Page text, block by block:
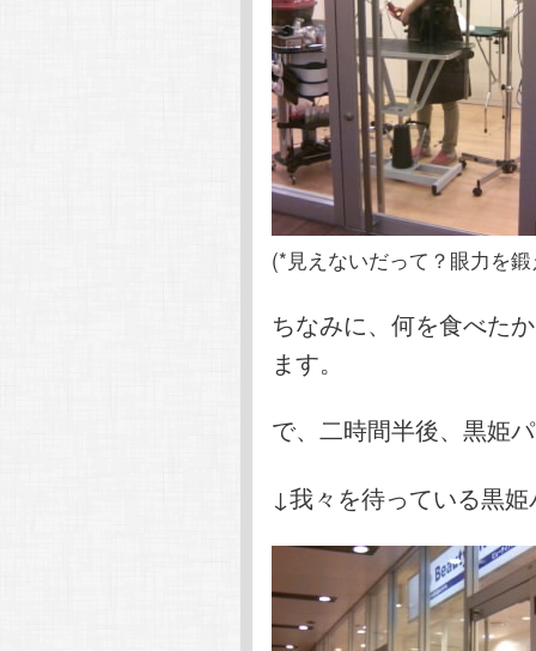
(*見えないだって？眼力を
ちなみに、何を食べた
ます。
で、二時間半後、黒姫
↓我々を待っている黒